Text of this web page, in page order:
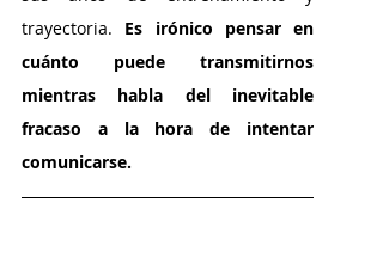
trayectoria. Es irónico pensar en
cuánto puede transmitirnos
mientras habla del inevitable
fracaso a la hora de intentar
comunicarse.